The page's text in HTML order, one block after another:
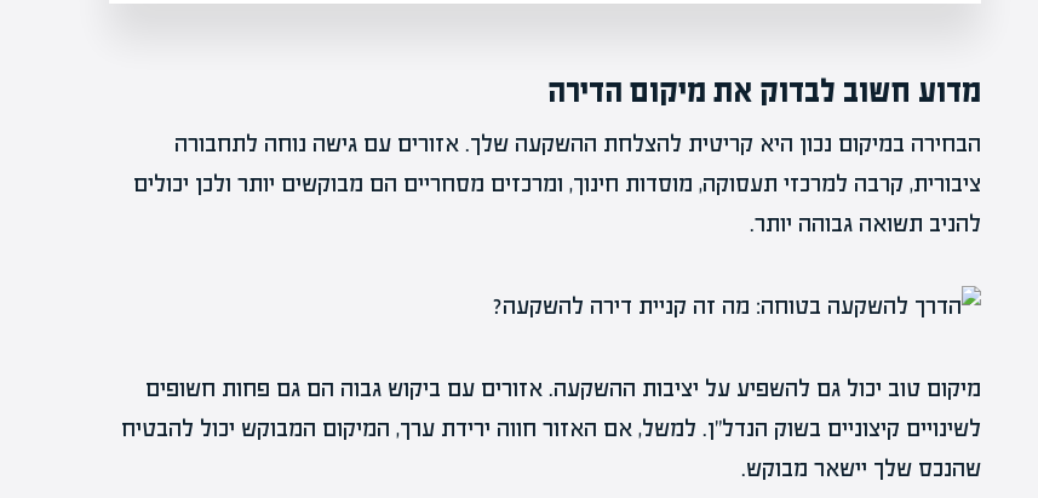
מדוע חשוב לבדוק את מיקום הדירה
הבחירה במיקום נכון היא קריטית להצלחת ההשקעה שלך. אזורים עם גישה נוחה לתחבורה
ציבורית, קרבה למרכזי תעסוקה, מוסדות חינוך, ומרכזים מסחריים הם מבוקשים יותר ולכן יכולים
להניב תשואה גבוהה יותר.
מיקום טוב יכול גם להשפיע על יציבות ההשקעה. אזורים עם ביקוש גבוה הם גם פחות חשופים
לשינויים קיצוניים בשוק הנדל"ן. למשל, אם האזור חווה ירידת ערך, המיקום המבוקש יכול להבטיח
שהנכס שלך יישאר מבוקש.